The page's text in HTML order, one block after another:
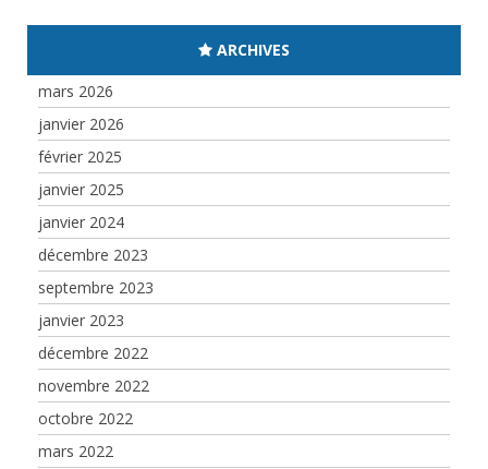
ARCHIVES
mars 2026
janvier 2026
février 2025
janvier 2025
janvier 2024
décembre 2023
septembre 2023
janvier 2023
décembre 2022
novembre 2022
octobre 2022
mars 2022